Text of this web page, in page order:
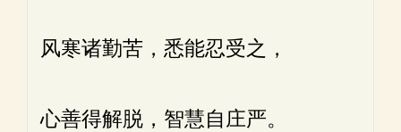
风寒诸勤苦，悉能忍受之，
心善得解脱，智慧自庄严。